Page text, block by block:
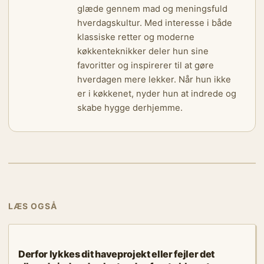
glæde gennem mad og meningsfuld
hverdagskultur. Med interesse i både
klassiske retter og moderne
køkkenteknikker deler hun sine
favoritter og inspirerer til at gøre
hverdagen mere lekker. Når hun ikke
er i køkkenet, nyder hun at indrede og
skabe hygge derhjemme.
LÆS OGSÅ
Derfor lykkes dit haveprojekt eller fejler det